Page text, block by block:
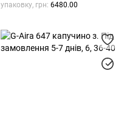
упаковку, грн 6480.00